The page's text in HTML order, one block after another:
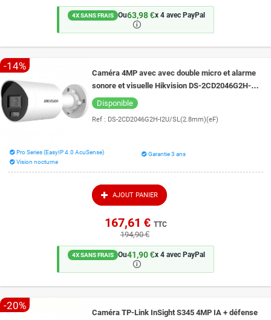
4X SANS FRAIS Ou63,98 €x 4 avec PayPal
🛈
-14%
Caméra 4MP avec avec double micro et alarme
sonore et visuelle Hikvision DS-2CD2046G2H-
I2U/SL vision de nuit 40 mètres
Disponible
Ref : DS-2CD2046G2H-I2U/SL(2.8mm)(eF)
Pro Series (EasyIP 4.0 AcuSense)
Vision nocturne
Garantie 3 ans
AJOUT PANIER
167,61 € TTC
194,90 €
4X SANS FRAIS Ou41,90 €x 4 avec PayPal
🛈
-20%
Caméra TP-Link InSight S345 4MP IA + défense